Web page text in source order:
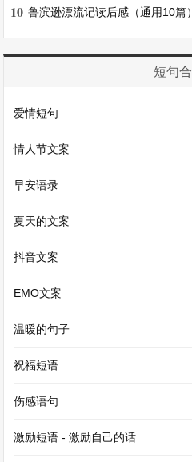
奏太祖，太祖发怒了，把
普脸色不变，跪在地上
原文
他日补缀旧纸，复奏如初
过了些日子，赵普把撕碎
了那个人 。
10 鲁滨逊漂流记读后感（通用10篇）
短句
爱情短句
情人节文案
早安语录
夏天的文案
抖音文案
EMO文案
温暖的句子
祝福短语
伤感语句
激励短语 - 激励自己的话